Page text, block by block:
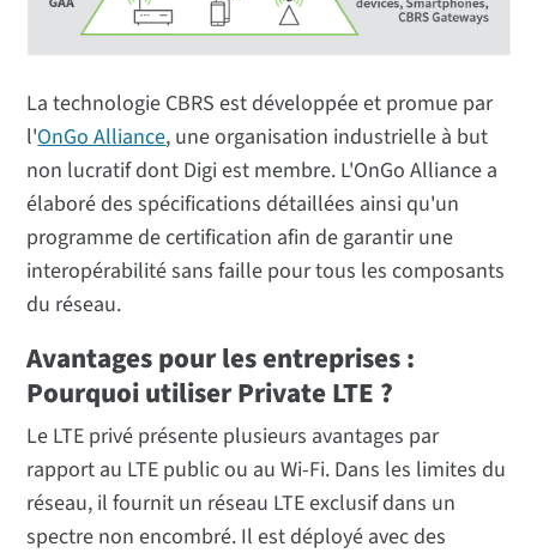
La technologie CBRS est développée et promue par
l'OnGo Alliance, une organisation industrielle à but
non lucratif dont Digi est membre. L'OnGo Alliance a
élaboré des spécifications détaillées ainsi qu'un
programme de certification afin de garantir une
interopérabilité sans faille pour tous les composants
du réseau.
Avantages pour les entreprises :
Pourquoi utiliser Private LTE ?
Le LTE privé présente plusieurs avantages par
rapport au LTE public ou au Wi-Fi. Dans les limites du
réseau, il fournit un réseau LTE exclusif dans un
spectre non encombré. Il est déployé avec des